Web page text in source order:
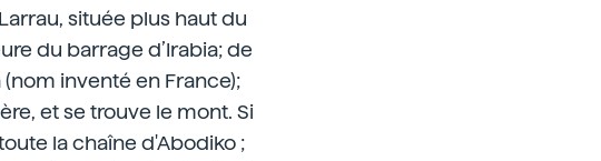
située plus haut du
du barrage d’Irabia; de
inventé en France);
et se trouve le mont. Si
la chaîne d'Abodiko ;